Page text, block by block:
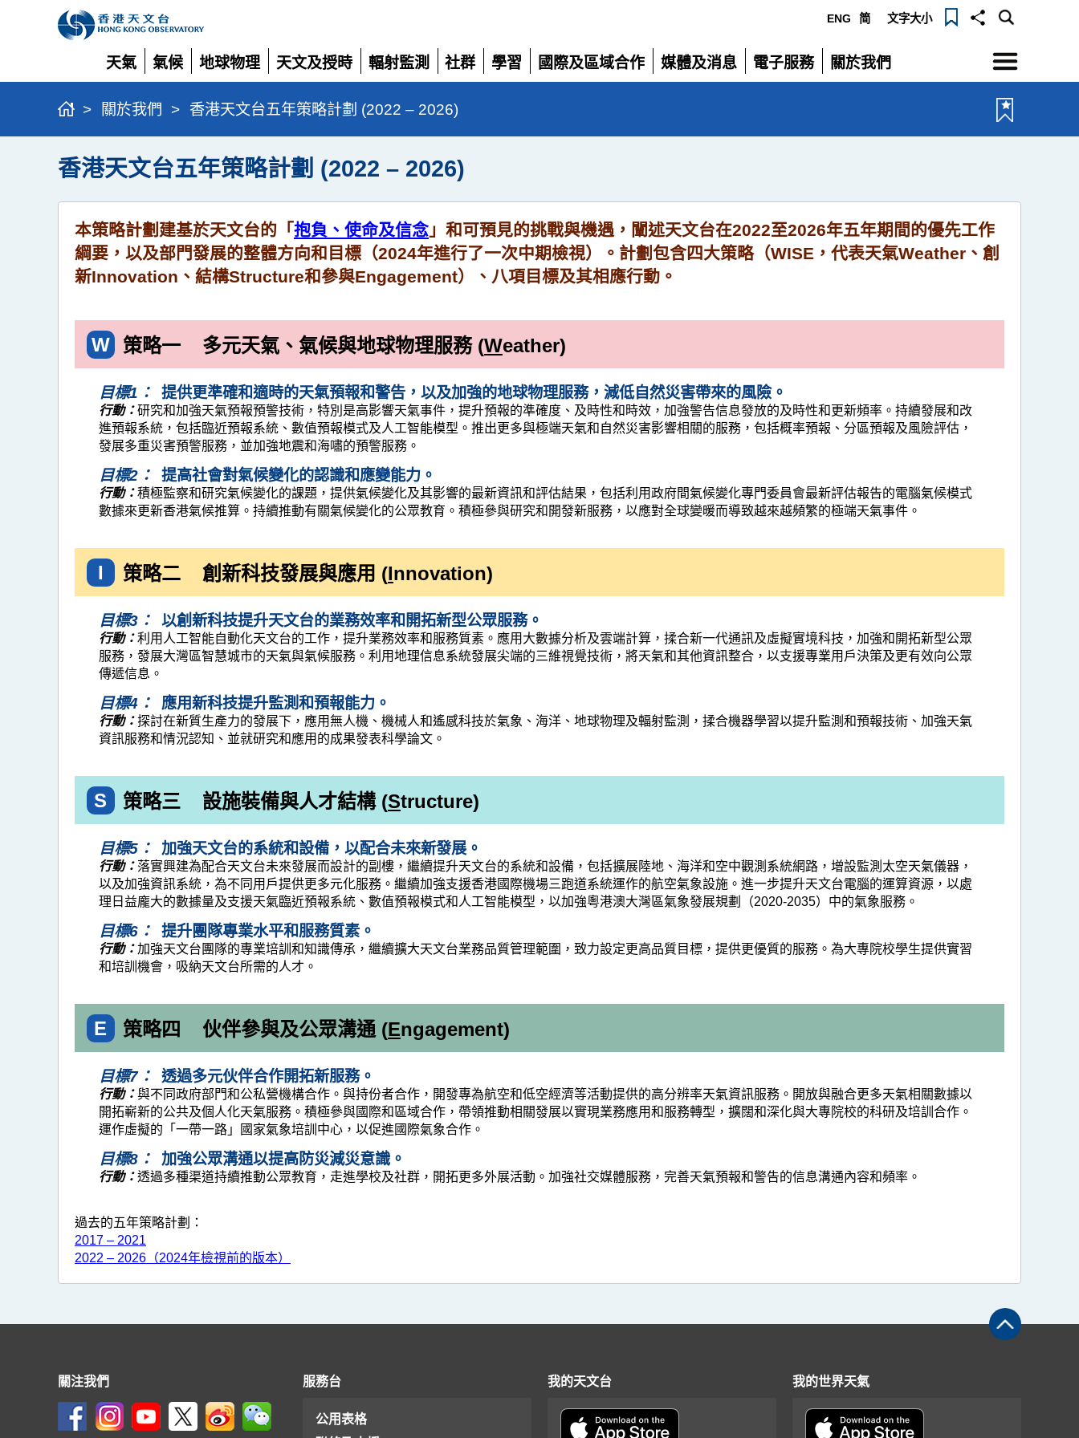
ENG 简 文字大小
天氣
展
開
氣候
展
開
地球物理
展
開
天文及授時
展
開
輻射監測
展
開
社群
展
開
學習
展
國際及區域合作
展
媒體及消息
展
電子服務
展
關於我們
展
選
單
> 關於我們 > 香港天文台五年策略計劃 (2022 – 2026)
香港天文台五年策略計劃 (2022 – 2026)
本策略計劃建基於天文台的「 抱負、使命及信念 」和可預見的挑戰與機遇，闡述天文台在2022至2026年五年期間的優先工作
綱要，以及部門發展的整體方向和目標（2024年進行了一次中期檢視）。計劃包含四大策略（WISE，代表天氣Weather、創
新Innovation、結構Structure和參與Engagement）、八項目標及其相應行動。
W 策略一 多元天氣、氣候與地球物理服務(Weather)
目標1： 提供更準確和適時的天氣預報和警告，以及加強的地球物理服務，減低自然災害帶來的風險。
行動：研究和加強天氣預報預警技術，特別是高影響天氣事件，提升預報的準確度、及時性和時效，加強警告信息發放的及時性和更新頻率。持續發展和改
進預報系統，包括臨近預報系統、數值預報模式及人工智能模型。推出更多與極端天氣和自然災害影響相關的服務，包括概率預報、分區預報及風險評估，
發展多重災害預警服務，並加強地震和海嘯的預警服務。
目標2： 提高社會對氣候變化的認識和應變能力。
行動：積極監察和研究氣候變化的課題，提供氣候變化及其影響的最新資訊和評估結果，包括利用政府間氣候變化專門委員會最新評估報告的電腦氣候模式
數據來更新香港氣候推算。持續推動有關氣候變化的公眾教育。積極參與研究和開發新服務，以應對全球變暖而導致越來越頻繁的極端天氣事件。
I 策略二 創新科技發展與應用 (Innovation)
目標3： 以創新科技提升天文台的業務效率和開拓新型公眾服務。
行動：利用人工智能自動化天文台的工作，提升業務效率和服務質素。應用大數據分析及雲端計算，揉合新一代通訊及虛擬實境科技，加強和開拓新型公眾
服務，發展大灣區智慧城市的天氣與氣候服務。利用地理信息系統發展尖端的三維視覺技術，將天氣和其他資訊整合，以支援專業用戶決策及更有效向公眾
傳遞信息。
目標4： 應用新科技提升監測和預報能力。
行動：探討在新質生產力的發展下，應用無人機、機械人和遙感科技於氣象、海洋、地球物理及輻射監測，揉合機器學習以提升監測和預報技術、加強天氣
資訊服務和情況認知、並就研究和應用的成果發表科學論文。
S 策略三 設施裝備與人才結構 (Structure)
目標5： 加強天文台的系統和設備，以配合未來新發展。
行動： 落實興建為配合天文台未來發展而設計的副樓，繼續提升天文台的系統和設備，包括擴展陸地、海洋和空中觀測系統網路，增設監測太空天氣儀器，
以及加強資訊系統，為不同用戶提供更多元化服務。繼續加強支援香港國際機場三跑道系統運作的航空氣象設施。進一步提升天文台電腦的運算資源，以處
理日益龐大的數據量及支援天氣臨近預報系統、數值預報模式和人工智能模型，以加強粵港澳大灣區氣象發展規劃（2020-2035）中的氣象服務。
目標6： 提升團隊專業水平和服務質素。
行動：加強天文台團隊的專業培訓和知識傳承，繼續擴大天文台業務品質管理範圍，致力設定更高品質目標，提供更優質的服務。為大專院校學生提供實習
和培訓機會，吸納天文台所需的人才。
E 策略四 伙伴參與及公眾溝通 (Engagement)
目標7： 透過多元伙伴合作開拓新服務。
行動：與不同政府部門和公私營機構合作。與持份者合作，開發專為航空和低空經濟等活動提供的高分辨率天氣資訊服務。開放與融合更多天氣相關數據以
開拓嶄新的公共及個人化天氣服務。積極參與國際和區域合作，帶領推動相關發展以實現業務應用和服務轉型，擴闊和深化與大專院校的科研及培訓合作。
運作虛擬的「一帶一路」國家氣象培訓中心，以促進國際氣象合作。
目標8： 加強公眾溝通以提高防災減災意識。
行動：透過多種渠道持續推動公眾教育，走進學校及社群，開拓更多外展活動。加強社交媒體服務，完善天氣預報和警告的信息溝通內容和頻率。
過去的五年策略計劃：
2017 – 2021
2022 – 2026（2024年檢視前的版本）
關注我們 服務台
公用表格
我的天文台 我的世界天氣